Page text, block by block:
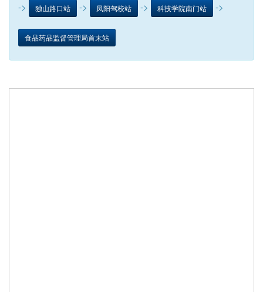
-> 独山路口站 -> 凤阳驾校站 -> 科技学院南门站 ->
食品药品监督管理局首末站